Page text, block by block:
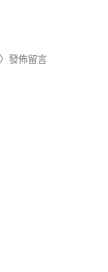
〉發佈留言